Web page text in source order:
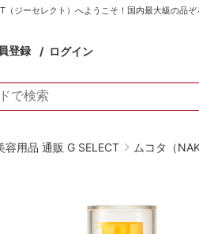
ジーセレクト）へようこそ！国内最大級の品ぞ
登録 ログイン
容用品 通販 G SELECT ムコタ（